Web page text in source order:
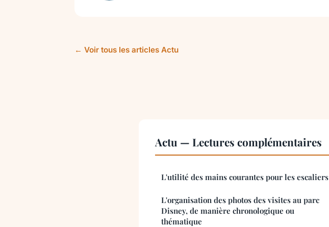
← Voir tous les articles Actu
Actu — Lectures complémentaires
L'utilité des mains courantes pour les escaliers
L'organisation des photos des visites au parc
Disney, de manière chronologique ou
thématique